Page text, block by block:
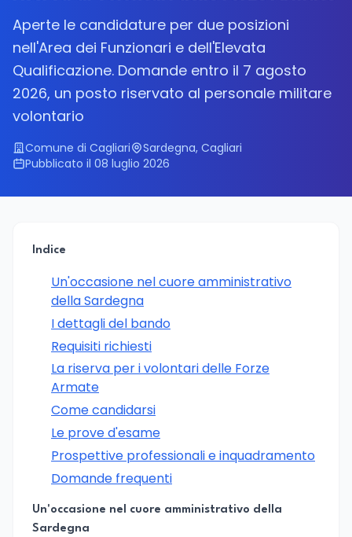
Aperte le candidature per due posizioni
nell'Area dei Funzionari e dell'Elevata
Qualificazione. Domande entro il 7 agosto
2026, un posto riservato al personale militare
volontario
Comune di Cagliari
Sardegna, Cagliari
Pubblicato il 08 luglio 2026
Indice
Un'occasione nel cuore amministrativo
della Sardegna
I dettagli del bando
Requisiti richiesti
La riserva per i volontari delle Forze
Armate
Come candidarsi
Le prove d'esame
Prospettive professionali e inquadramento
Domande frequenti
Un'occasione nel cuore amministrativo della
Sardegna